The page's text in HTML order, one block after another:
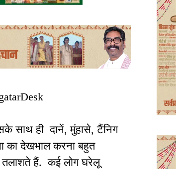
साथ ही दानें, मुंहासे, टैंनिग
का देखभाल करना बहुत
हैं. कई लोग घरेलू